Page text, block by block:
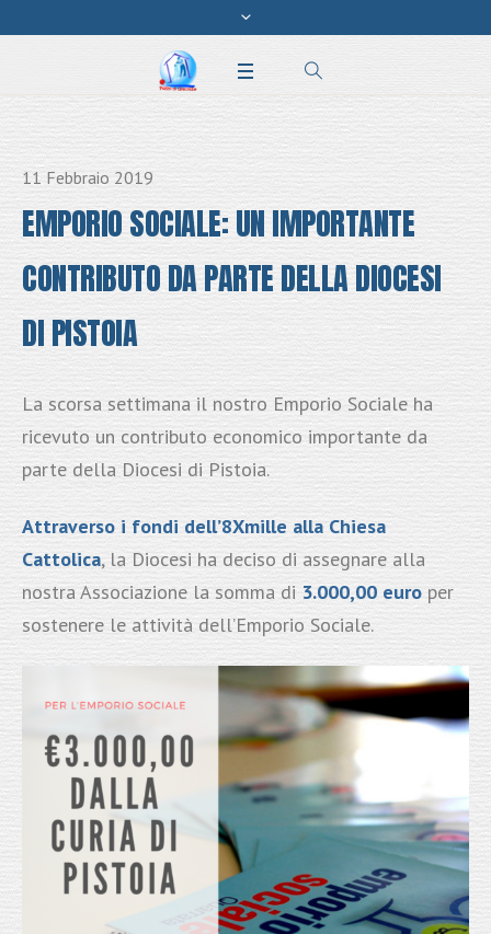
11 Febbraio 2019
EMPORIO SOCIALE: UN IMPORTANTE
CONTRIBUTO DA PARTE DELLA DIOCESI
DI PISTOIA
La scorsa settimana il nostro Emporio Sociale ha
ricevuto un contributo economico importante da
parte della Diocesi di Pistoia.
Attraverso i fondi dell’8Xmille alla Chiesa
Cattolica, la Diocesi ha deciso di assegnare alla
nostra Associazione la somma di 3.000,00 europer
sostenere le attività dell’Emporio Sociale.